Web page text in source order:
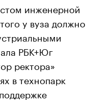
инженерной
у вуза должно
РБК+Юг
ректора»
в технопарк